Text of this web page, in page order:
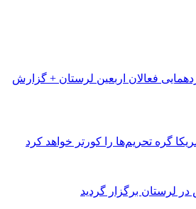
فعالان اربعین لرستان + گزارش
گره تحریم‌ها را کورتر خواهد کرد
لرستان برگزار گردید